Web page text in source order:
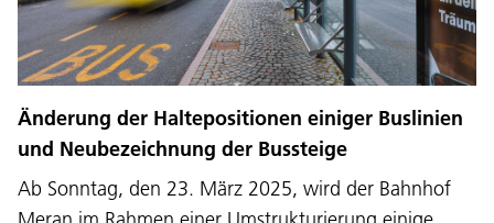
Änderung der Haltepositionen einiger Buslinien
und Neubezeichnung der Bussteige
Ab Sonntag, den 23. März 2025, wird der Bahnhof